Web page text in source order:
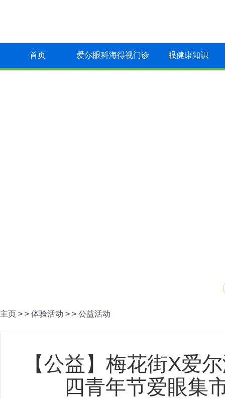
首页 爱尔眼科海得视门诊 眼健康知识
主页 > > 体验活动 > > 公益活动
【公益】梅花街X爱
四青年节爱眼集